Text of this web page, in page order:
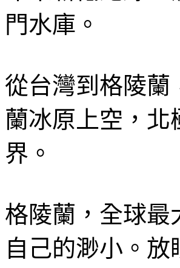
門水庫。
從台灣到格陵蘭
蘭冰原上空，北
界。
格陵蘭，全球最
自己的渺小。